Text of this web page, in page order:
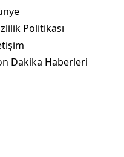
Politikası
Dakika Haberleri